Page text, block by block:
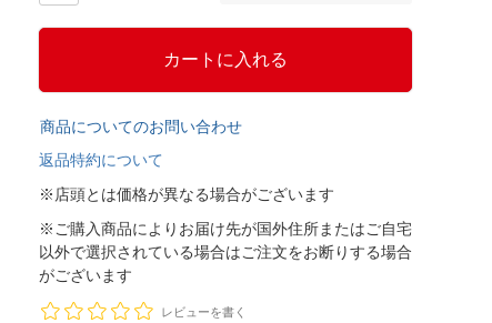
カートに入れる
商品についてのお問い合わせ
返品特約について
※店頭とは価格が異なる場合がございます
※ご購入商品によりお届け先が国外住所またはご自宅
以外で選択されている場合はご注文をお断りする場合
がございます
レビューを書く